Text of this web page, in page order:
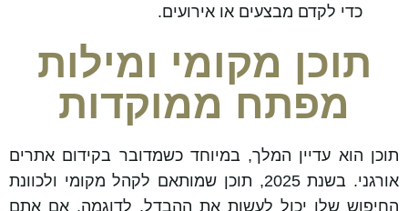
כדי לקדם מבצעים או אירועים.
תוכן מקומי ומילות
מפתח ממוקדות
תוכן הוא עדיין המלך, במיוחד כשמדובר בקידום אתרים
אורגני. בשנת 2025, תוכן שמותאם לקהל מקומי ולכוונת
החיפוש שלו יכול לעשות את ההבדל. לדוגמה, אם אתם